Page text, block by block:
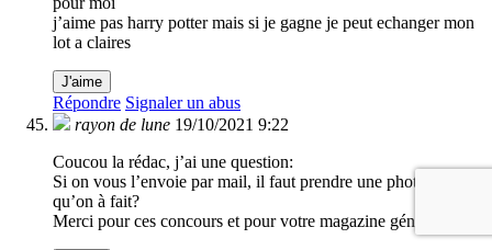
j’aime pas harry potter mais si je gagne je peut echanger mon
lot a claires
J'aime
Répondre Signaler un abus
rayon de lune 19/10/2021 9:22
Coucou la rédac, j’ai une question:
Si on vous l’envoie par mail, il faut prendre une photo de ce
qu’on à fait?
Merci pour ces concours et pour votre magazine génial!